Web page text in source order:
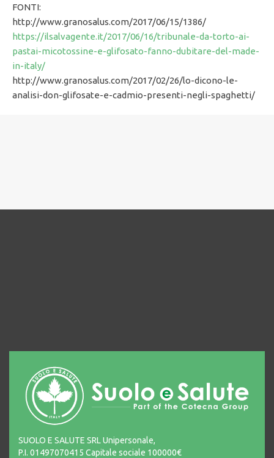
FONTI:
http://www.granosalus.com/2017/06/15/1386/
https://ilsalvagente.it/2017/06/16/tribunale-da-torto-ai-
pastai-micotossine-e-glifosato-fanno-dubitare-del-made-
in-italy/
http://www.granosalus.com/2017/02/26/lo-dicono-le-
analisi-don-glifosate-e-cadmio-presenti-negli-spaghetti/
SUOLO E SALUTE SRL Unipersonale,
P.I. 01497070415 Capitale sociale 100000€